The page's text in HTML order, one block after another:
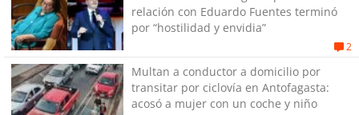
relación con Eduardo Fuentes terminó
por “hostilidad y envidia”
2
Multan a conductor a domicilio por
transitar por ciclovía en Antofagasta:
acosó a mujer con un coche y niño